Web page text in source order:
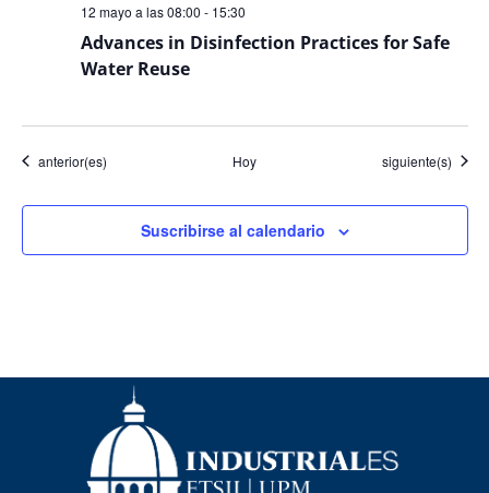
Advances in Disinfection Practices for Safe
Water Reuse
12 mayo a las 08:00 - 15:30
Eventos
anterior(es) Hoy Eventos
siguiente(s)
Suscribirse al calendario